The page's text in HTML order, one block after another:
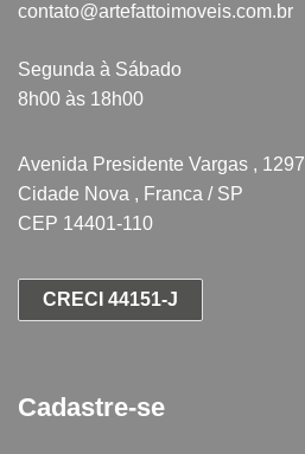
contato@artefattoimoveis.com.br
Segunda à Sábado
8h00 às 18h00
Avenida Presidente Vargas , 1297
Cidade Nova , Franca / SP
CEP 14401-110
CRECI 44151-J
Cadastre-se